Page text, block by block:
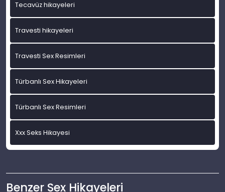
Tecavüz hikayeleri
Travesti hikayeleri
Travesti Sex Resimleri
Türbanlı Sex Hikayeleri
Türbanlı Sex Resimleri
Xxx Seks Hikayesi
Benzer Sex Hikayeleri